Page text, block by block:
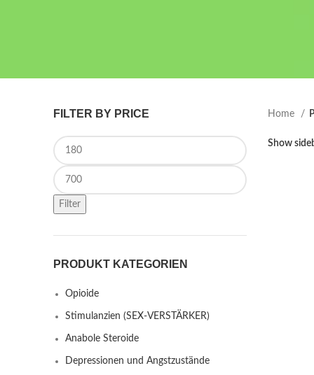
FILTER BY PRICE
Min price
Max price
Filter
PRODUKT KATEGORIEN
Opioide
Stimulanzien (SEX-VERSTÄRKER)
Anabole Steroide
Depressionen und Angstzustände
Home
Show